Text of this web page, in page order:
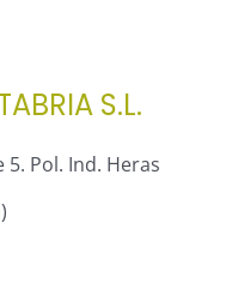
S.L.
Pol. Ind. Heras